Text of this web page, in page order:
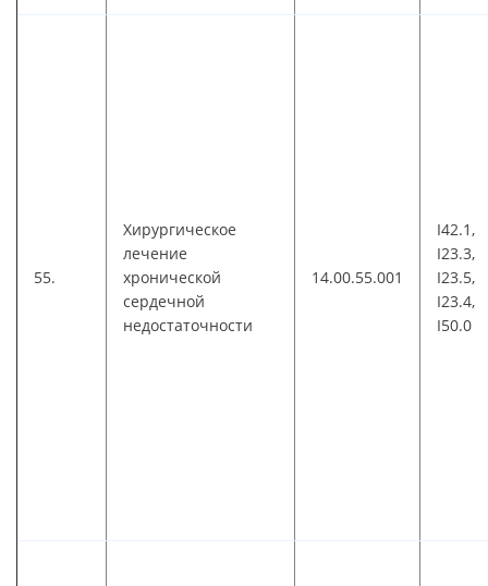
55.
Хирургическое
лечение
хронической
сердечной
недостаточности
14.00.55.001
I42.1,
I23.3,
I23.5,
I23.4,
I50.0